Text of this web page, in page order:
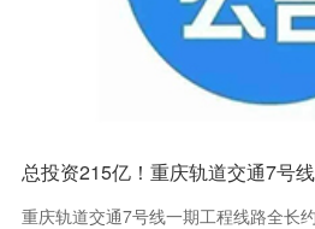
总投资215亿！重庆轨道交通7号
重庆轨道交通7号线一期工程线路全长